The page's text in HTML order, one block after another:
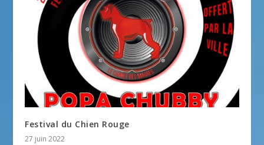
Festival du Chien Rouge
27 juin 2022